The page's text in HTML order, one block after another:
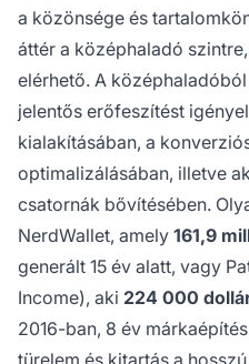
a közönsége és
áttér a középhaladó
elérhető. A
jelentős erőfeszítést
kialakításában, a
optimalizálásában, illetve
csatornák bővítésében.
NerdWallet, amely 161,9
generált 15 év alatt, vagy
Income), aki 224 000
2016-ban, 8 év